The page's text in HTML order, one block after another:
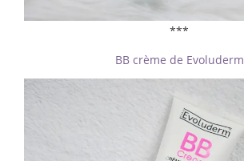
***
BB crème de Evoluderm